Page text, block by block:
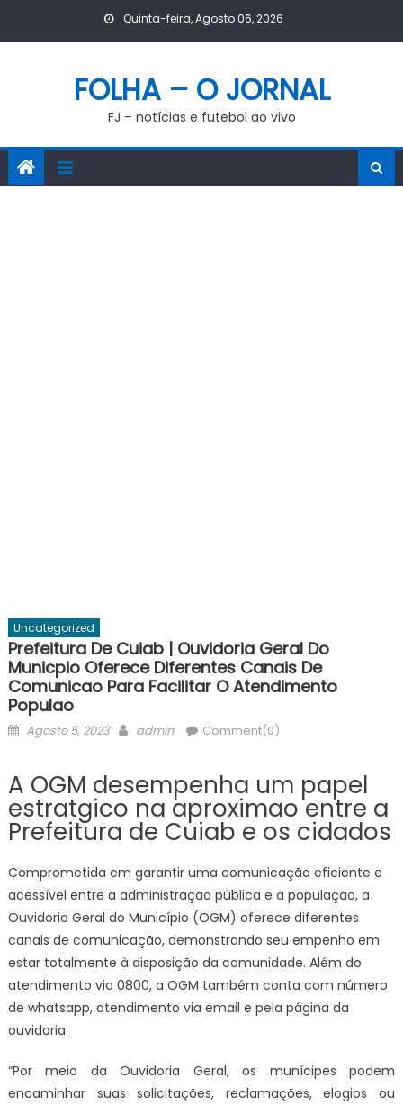
Quinta-feira, Agosto 06, 2026
FOLHA – O JORNAL
FJ – notícias e futebol ao vivo
Uncategorized
Prefeitura De Cuiab | Ouvidoria Geral Do
Municpio Oferece Diferentes Canais De
Comunicao Para Facilitar O Atendimento
Populao
Posted
Agosto 5, 2023 Author
admin Comment(0)
A OGM desempenha um papel
estratgico na aproximao entre a
Prefeitura de Cuiab e os cidados
Comprometida em garantir uma comunicação eficiente e
acessível entre a administração pública e a população, a
Ouvidoria Geral do Município (OGM) oferece diferentes
canais de comunicação, demonstrando seu empenho em
estar totalmente à disposição da comunidade. Além do
atendimento via 0800, a OGM também conta com número
de whatsapp, atendimento via email e pela página da
ouvidoria.
“Por meio da Ouvidoria Geral, os munícipes podem
encaminhar suas solicitações, reclamações, elogios ou